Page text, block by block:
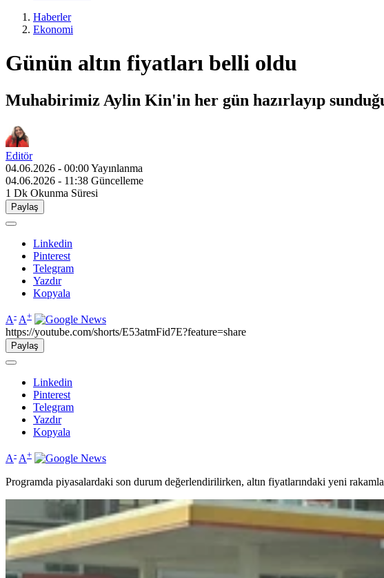
Haberler
Ekonomi
Günün altın fiyatları belli oldu
Muhabirimiz Aylin Kin'in her gün hazırlayıp
Editör
04.06.2026 - 00:00Yayınlanma
04.06.2026 - 11:38 Güncelleme
1 Dk Okunma Süresi
Paylaş
Linkedin
Pinterest
Telegram
Yazdır
Kopyala
A- A+
https://youtube.com/shorts/E53atmFid7E?feature=share
Paylaş
Linkedin
Pinterest
Telegram
Yazdır
Kopyala
A- A+
Programda piyasalardaki son durum değerlendirilirken, altın fiyatlarındaki yeni